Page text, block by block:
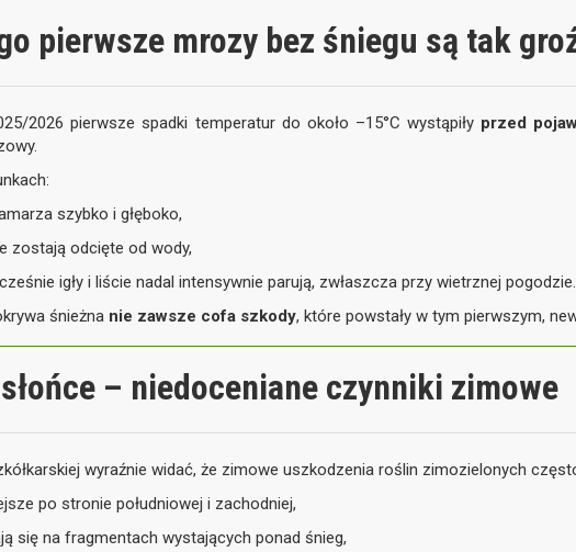
pierwsze mrozy bez śniegu są tak
2026 pierwsze spadki temperatur do około –15°C wystąpiły przed
szybko i głęboko,
zostają odcięte od wody,
igły i liście nadal intensywnie parują, zwłaszcza przy wietrznej pogodzie.
śnieżna nie zawsze cofa szkody, które powstały w tym pierwszym,
– niedoceniane czynniki zimowe
wyraźnie widać, że zimowe uszkodzenia roślin zimozielonych
po stronie południowej i zachodniej,
się na fragmentach wystających ponad śnieg,